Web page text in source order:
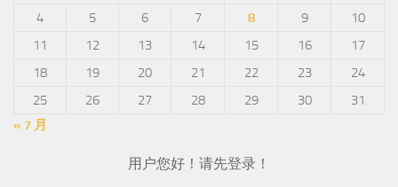
4
5 6 7 8 9
10
11
12 13 14 15 16
17
18
19 20 21 22 23
24
25
26 27 28 29 30
31
« 7 月
用户您好！请先登录！